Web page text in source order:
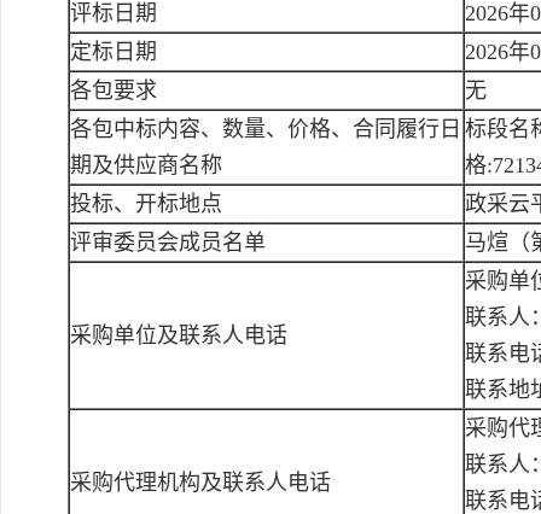
评标日期
2026年
定标日期
2026年
各包要求
无
各包中标内容、数量、价格、合同履行日
期及供应商名称
标段名
格
投标、开标地点
政采云
评审委员会成员名单
马煊（
采购单位及联系人电话
采购单
联系人
联系电
联系地
采购代理机构及联系人电话
采购代
联系人
联系电